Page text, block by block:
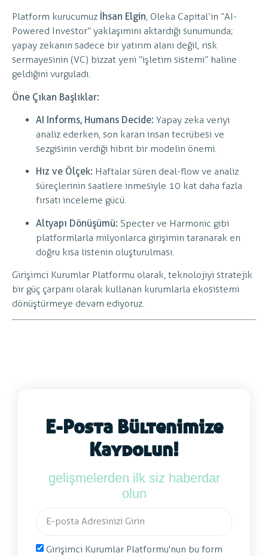
Platform kurucumuz İhsan Elgin, Oleka Capital’in “AI-
Powered Investor” yaklaşımını aktardığı sunumunda;
yapay zekanın sadece bir yatırım alanı değil, risk
sermayesinin (VC) bizzat yeni “işletim sistemi” haline
geldiğini vurguladı.
Öne Çıkan Başlıklar:
AI Informs, Humans Decide: Yapay zeka veriyi
analiz ederken, son kararı insan tecrübesi ve
sezgisinin verdiği hibrit bir modelin önemi.
Hız ve Ölçek: Haftalar süren deal-flow ve analiz
süreçlerinin saatlere inmesiyle 10 kat daha fazla
fırsatı inceleme gücü.
Altyapı Dönüşümü: Specter ve Harmonic gibi
platformlarla milyonlarca girişimin taranarak en
doğru kısa listenin oluşturulması.
Girişimci Kurumlar Platformu olarak, teknolojiyi stratejik
bir güç çarpanı olarak kullanan kurumlarla ekosistemi
dönüştürmeye devam ediyoruz.
E-Posta Bültenimize
Kaydolun!
gelişmelerden ilk siz haberdar
olun
Girişimci Kurumlar Platformu'nun bu form